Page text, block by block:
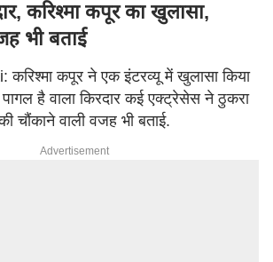
करिश्मा कपूर का खुलासा,
भी बताई
कपूर ने एक इंटरव्यू में खुलासा किया
है वाला किरदार कई एक्ट्रेसेस ने ठुकरा
चौंकाने वाली वजह भी बताई.
Advertisement